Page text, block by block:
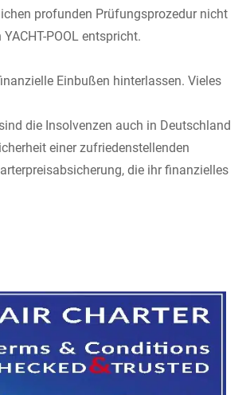
profunden Prüfungsprozedur nicht
POOL entspricht.
Einbußen hinterlassen. Vieles
die Insolvenzen auch in Deutschland
einer zufriedenstellenden
die ihr finanzielles